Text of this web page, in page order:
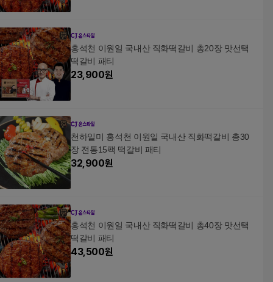
홍석천 이원일 국내산 직화떡갈비 총20장 맛선택
떡갈비 패티
23,900원
천하일미 홍석천 이원일 국내산 직화떡갈비 총30
장 전통15팩 떡갈비 패티
32,900원
홍석천 이원일 국내산 직화떡갈비 총40장 맛선택
떡갈비 패티
43,500원